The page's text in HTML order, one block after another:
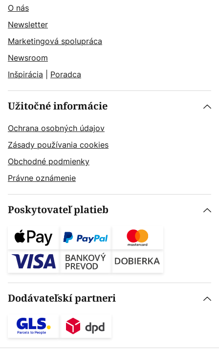
O nás
Newsletter
Marketingová spolupráca
Newsroom
Inšpirácia
Poradca
Užitočné informácie
Ochrana osobných údajov
Zásady používania cookies
Obchodné podmienky
Právne oznámenie
Poskytovateľ platieb
Dodávateľskí partneri